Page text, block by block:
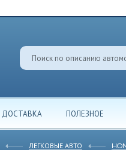
ДОСТАВКА ПОЛЕЗНОЕ
ЛЕГКОВЫЕ АВТО